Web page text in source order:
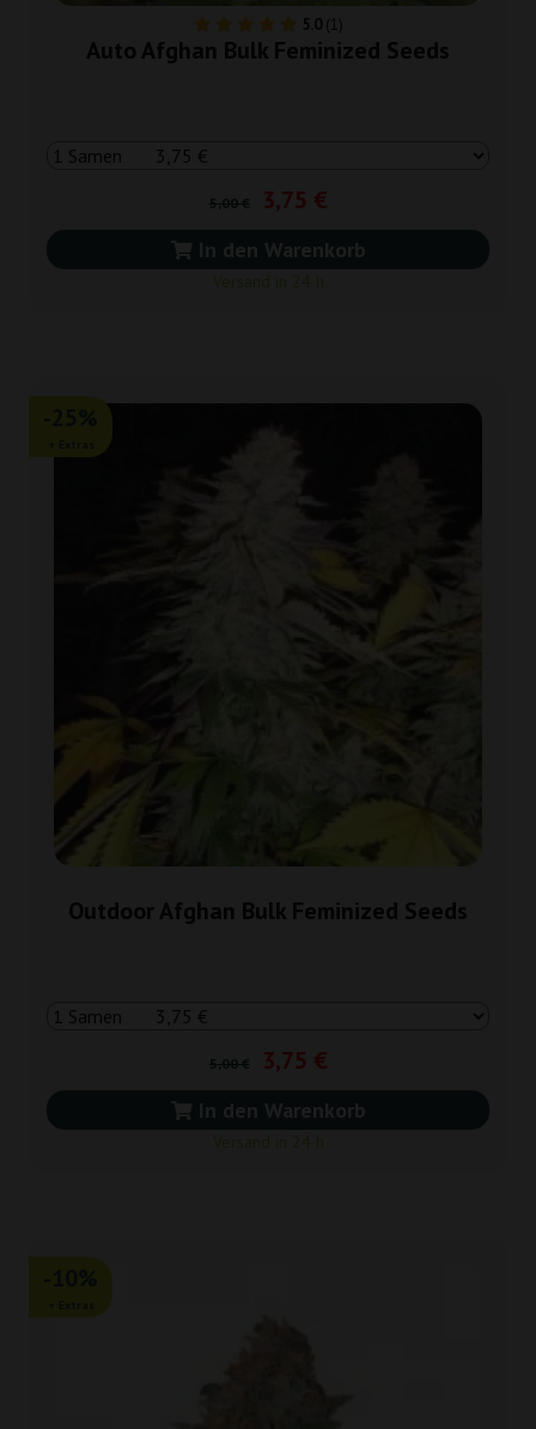
5.0(1)
Auto Afghan Bulk Feminized Seeds
3,75 €
In den Warenkorb
Outdoor Afghan Bulk Feminized Seeds
3,75 €
In den Warenkorb